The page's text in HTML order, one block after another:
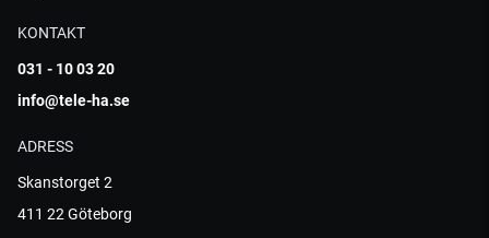
KONTAKT
031 - 10 03 20
info@tele-ha.se
ADRESS
Skanstorget 2
411 22 Göteborg